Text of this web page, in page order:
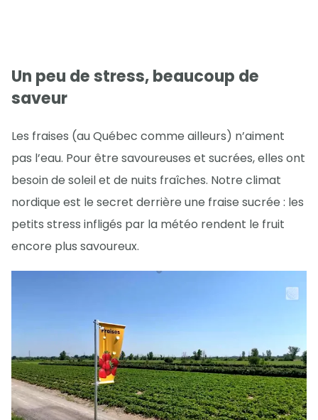
Un peu de stress, beaucoup de
saveur
Les fraises (au Québec comme ailleurs) n’aiment
pas l’eau. Pour être savoureuses et sucrées, elles ont
besoin de soleil et de nuits fraîches. Notre climat
nordique est le secret derrière une fraise sucrée : les
petits stress infligés par la météo rendent le fruit
encore plus savoureux.